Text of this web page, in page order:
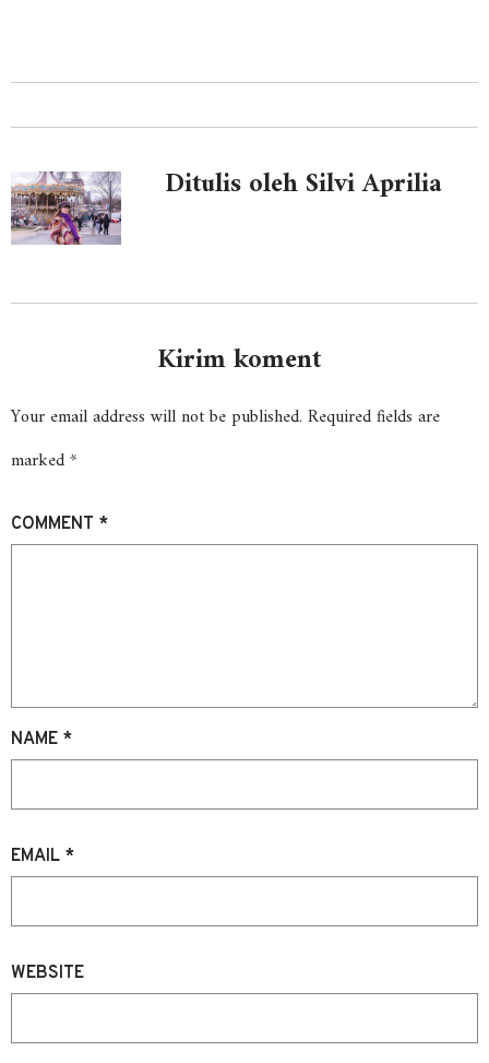
Ditulis oleh Silvi Aprilia
Kirim koment
Your email address will not be published. Required fields are
marked*
COMMENT *
NAME *
EMAIL *
WEBSITE